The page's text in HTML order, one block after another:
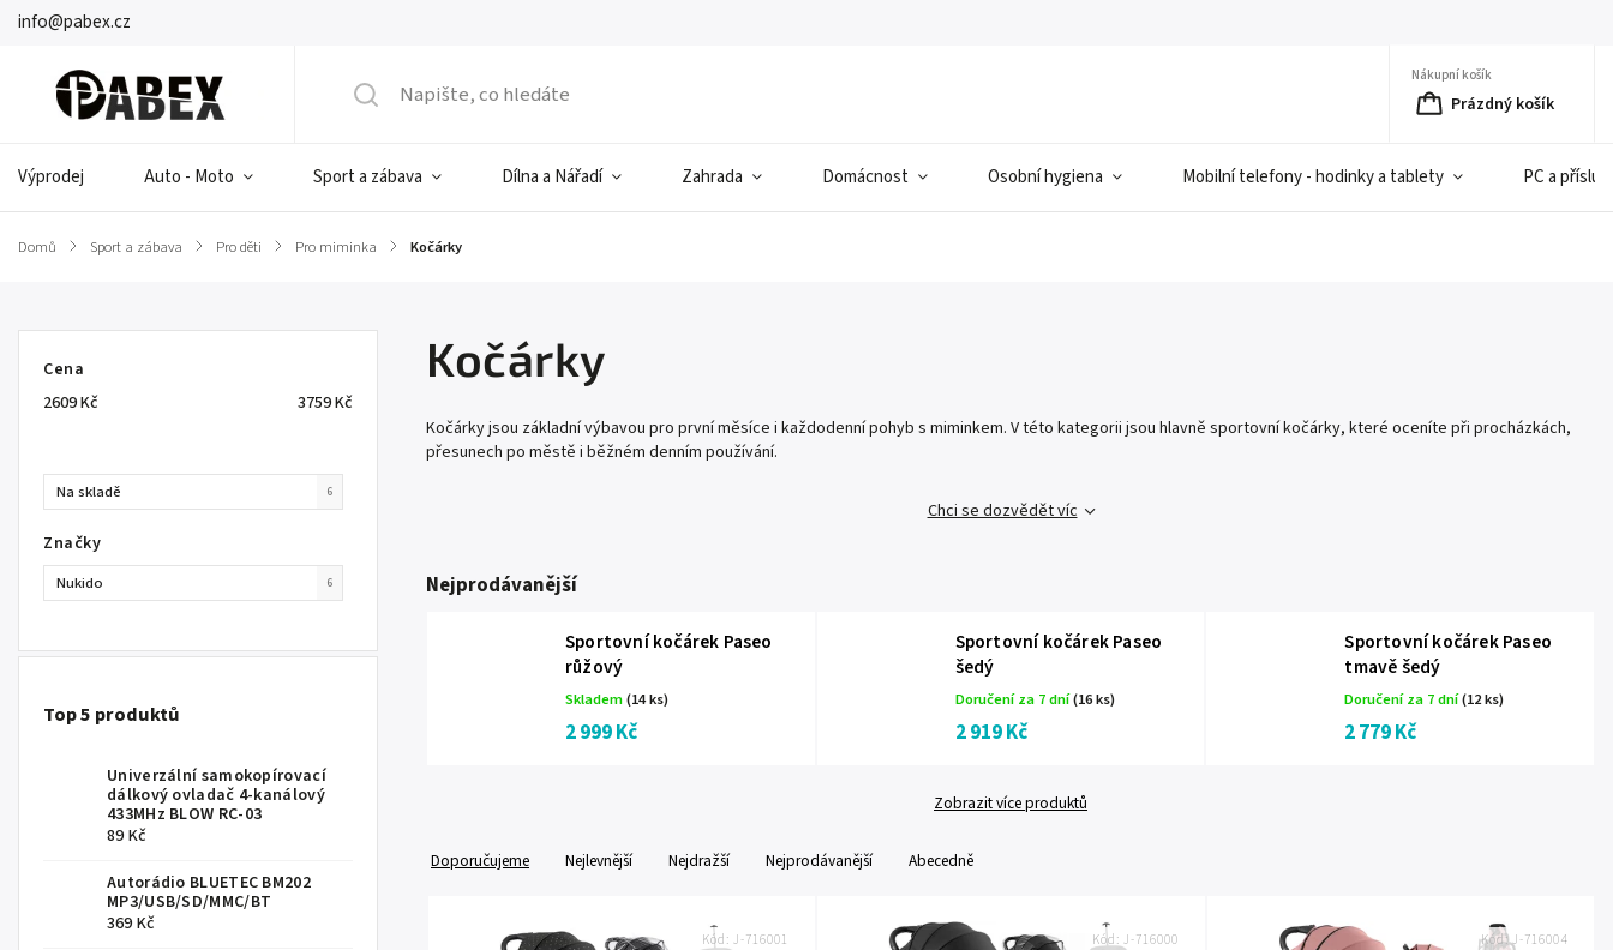
info@pabex.cz
Nákupní košík
Prázdný košík
Výprodej Auto - Moto Sport a zábava Dílna a Nářadí Zahrada Domácnost Osobní hygiena Mobilní telefony - hodinky a tablety PC a
Domů / Sport a zábava / Pro děti / Pro miminka / Kočárky
Cena
2609Kč 3759Kč
Na skladě 6
Značky
Nukido 6
Top 5 produktů
Univerzální samokopírovací
dálkový ovladač 4-kanálový
433MHz BLOW RC-03
89 Kč
Autorádio BLUETEC BM202
MP3/USB/SD/MMC/BT
369 Kč
Kočárky
Kočárky jsou základní výbavou pro první měsíce i každodenní pohyb s miminkem. V této kategorii jsou hlavně sportovní kočárky, které oceníte při procházkách,
přesunech po městě i běžném denním používání.
Chci se dozvědět víc
Nejprodávanější
Sportovní kočárek Paseo
růžový
Skladem(14 ks)
2 999 Kč
Sportovní kočárek Paseo
šedý
Doručení za 7 dní(16 ks)
2 919 Kč
Sportovní kočárek Paseo
tmavě šedý
Doručení za 7 dní(12 ks)
2 779 Kč
Zobrazit více produktů
Doporučujeme Nejlevnější Nejdražší Nejprodávanější Abecedně
Kód:J-716001 Kód: J-716000 Kód:J-716004